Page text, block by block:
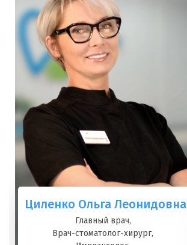
Циленко Ольга Леонидовна
Главный врач
Врач-стоматолог-хирург